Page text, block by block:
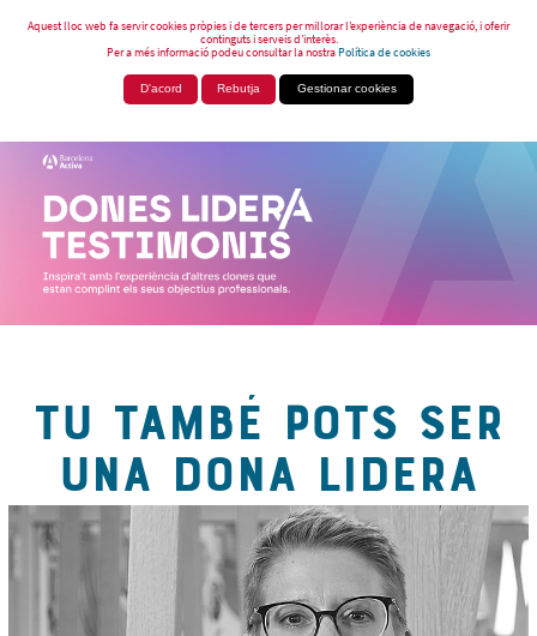
Aquest lloc web fa servir cookies pròpies i de tercers per millorar l’experiència de navegació, i oferir
continguts i serveis d’interès.
Per a més informació podeu consultar la nostraPolítica de cookies
D'acord Rebutja Gestionar cookies
TU TAMBÉ POTS SER
UNA DONA LIDERA